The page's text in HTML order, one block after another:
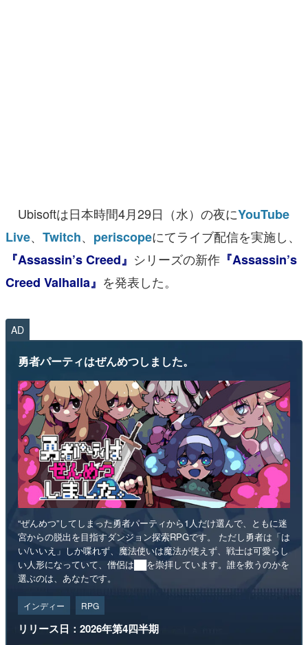
アプリレビュー
その他
電ファミニコゲーマーとは？
Ubisoftは日本時間4月29日（水）の夜にYouTube
Live、 Twitch、 periscopeにてライブ配信を実施し、
『Assassin’s Creed』 シリーズの新作 『Assassin’s
Creed Valhalla』 を発表した。
AD
勇者パーティはぜんめつしました。
“ぜんめつ”してしまった勇者パーティから1人だけ選んで、ともに迷
宮からの脱出を目指すダンジョン探索RPGです。 ただし勇者は「は
い/いいえ」しか喋れず、魔法使いは魔法が使えず、戦士は可愛らし
い人形になっていて、僧侶は██を崇拝しています。誰を救うのかを
選ぶのは、あなたです。
インディー RPG
リリース日：2026年第4四半期